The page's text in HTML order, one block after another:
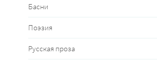
Басни
Поэзия
Русская проза